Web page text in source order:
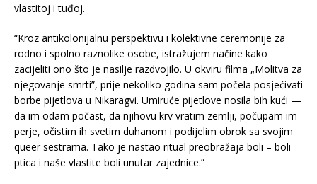
vlastitoj i tuđoj.
“Kroz antikolonijalnu perspektivu i kolektivne ceremonije za
rodno i spolno raznolike osobe, istražujem načine kako
zacijeliti ono što je nasilje razdvojilo. U okviru filma „Molitva za
njegovanje smrti”, prije nekoliko godina sam počela posjećivati
borbe pijetlova u Nikaragvi. Umiruće pijetlove nosila bih kući —
da im odam počast, da njihovu krv vratim zemlji, počupam im
perje, očistim ih svetim duhanom i podijelim obrok sa svojim
queer sestrama. Tako je nastao ritual preobražaja boli – boli
ptica i naše vlastite boli unutar zajednice.”